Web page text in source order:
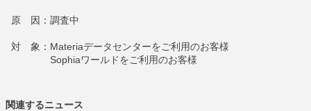
原 因：調査中
対 象：Materiaデータセンターをご利用のお客様
Sophiaワールドをご利用のお客様
関連するニュース